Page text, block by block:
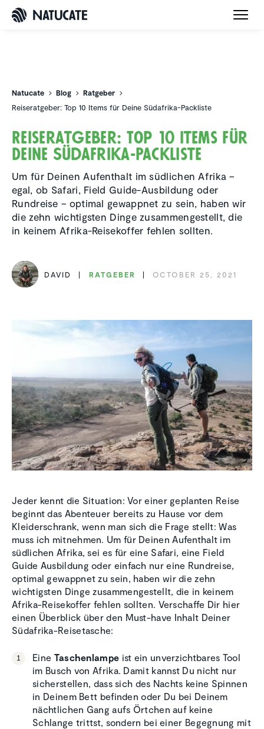
Natucate Blog
Ratgeber
Reiseratgeber: Top 10 Items für Deine Südafrika-Packliste
Reise­rat­geber: Top 10 Items für
Deine Südafrika-Packliste
Um für Deinen Aufenthalt im südlichen Afrika –
egal, ob Safari, Field Guide-Ausbildung oder
Rundreise – optimal gewappnet zu sein, haben wir
die zehn wichtigsten Dinge zusammengestellt, die
in keinem Afrika-Reisekoffer fehlen sollten.
DAVID RATGEBER OCTOBER 25, 2021
Jeder kennt die Situation: Vor einer geplanten Reise
beginnt das Abenteuer bereits zu Hause vor dem
Kleiderschrank, wenn man sich die Frage stellt: Was
muss ich mitnehmen. Um für Deinen Aufenthalt im
südlichen Afrika, sei es für eine Safari, eine Field
Guide Ausbildung oder einfach nur eine Rundreise,
optimal gewappnet zu sein, haben wir die zehn
wichtigsten Dinge zusammengestellt, die in keinem
Afrika-Reisekoffer fehlen sollten. Verschaffe Dir hier
einen Überblick über den Must-have Inhalt Deiner
Südafrika-Reisetasche:
Eine Taschenlampe ist ein unverzichtbares Tool
im Busch von Afrika. Damit kannst Du nicht nur
sicherstellen, dass sich des Nachts keine Spinnen
in Deinem Bett befinden oder Du bei Deinem
nächtlichen Gang aufs Örtchen auf keine
Schlange trittst, sondern bei einer Begegnung mit